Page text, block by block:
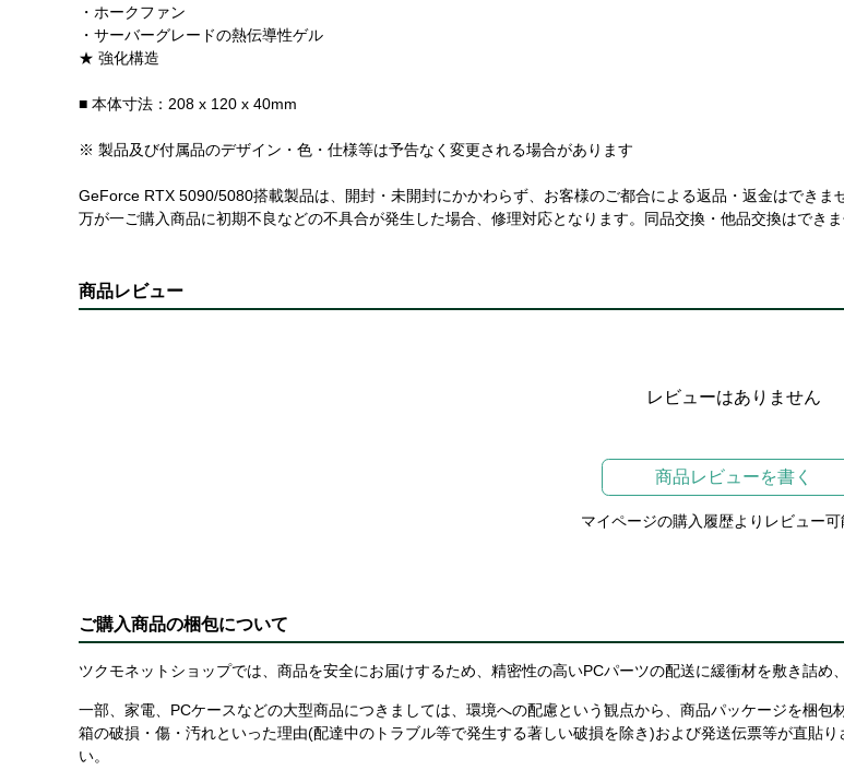
・ホークファン
・サーバーグレードの熱伝導性ゲル
★ 強化構造
■ 本体寸法：208 x 120 x 40mm
※ 製品及び付属品のデザイン・色・仕様等は予告なく変更される場合があります
GeForce RTX 5090/5080搭載製品は、開封・未開封にかかわらず、お客様のご都合による返品・返金はできま
万が一ご購入商品に初期不良などの不具合が発生した場合、修理対応となります。同品交換・他品交換はできま
商品レビュー
レビューはありません
商品レビューを書く
マイページの購入履歴よりレビュー可
ご購入商品の梱包について
ツクモネットショップでは、商品を安全にお届けするため、精密性の高いPCパーツの配送に緩衝材を敷き詰め
一部、家電、PCケースなどの大型商品につきましては、環境への配慮という観点から、商品パッケージを梱
箱の破損・傷・汚れといった理由(配達中のトラブル等で発生する著しい破損を除き)および発送伝票等が直貼
い。